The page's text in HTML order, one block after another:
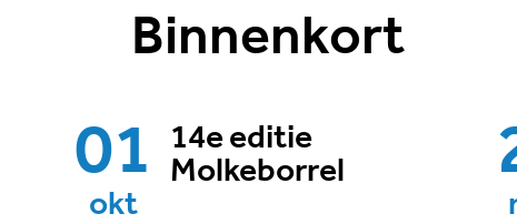
Binnenkort
01
okt
14e editie
Molkeborrel